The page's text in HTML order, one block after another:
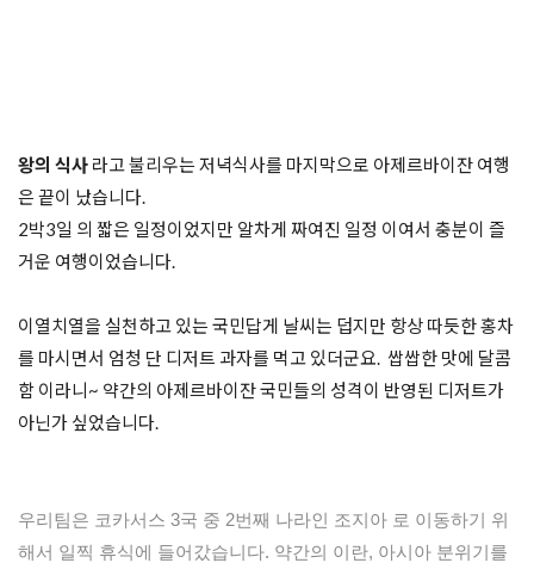
왕의 식사 라고 불리우는 저녁식사를 마지막으로 아제르바이잔 여행
은 끝이 났습니다.
2박3일 의 짧은 일정이었지만 알차게 짜여진 일정 이여서 충분이 즐
거운 여행이었습니다.
이열치열을 실천하고 있는 국민답게 날씨는 덥지만 항상 따듯한 홍차
를 마시면서 엄청 단 디저트 과자를 먹고 있더군요.  쌉쌉한 맛에 달콤
함 이라니~ 약간의 아제르바이잔 국민들의 성격이 반영된 디저트가
아닌가 싶었습니다.
우리팀은 코카서스 3국 중 2번째 나라인 조지아 로 이동하기 위
해서 일찍 휴식에 들어갔습니다. 약간의 이란, 아시아 분위기를